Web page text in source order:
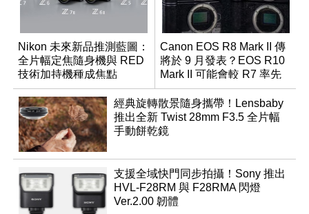
Nikon 未來新品推測藍圖：
全片幅定焦隨身機與 RED
技術加持機種成焦點
Canon EOS R8 Mark II 傳
將於 9 月發表？EOS R10
Mark II 可能會較 R7 率先
推出
經典旋轉散景隨身攜帶！Lensbaby
推出全新 Twist 28mm F3.5 全片幅
手動餅乾鏡
支援全域快門同步拍攝！Sony 推出
HVL-F28RM 與 F28RMA 閃燈
Ver.2.00 韌體